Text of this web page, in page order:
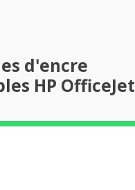
d'encre
HP OfficeJet